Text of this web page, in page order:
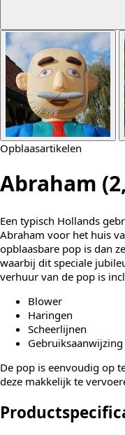
Opblaasartikelen
Abraham
Een typisch Hollands
Abraham voor het huis
opblaasbare pop is dan
waarbij dit speciale
verhuur van de pop is
Blower
Haringen
Scheerlijnen
Gebruiksaanwijzing
De pop is eenvoudig op
deze makkelijk te